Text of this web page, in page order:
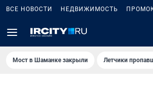
ВСЕ НОВОСТИ НЕДВИЖИМОСТЬ
Мост в Шаманке закрыли Летчики